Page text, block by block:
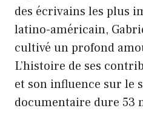
des écrivains les plus
latino-américain,
cultivé un profond
L’histoire de ses
et son influence sur le
documentaire dure 53